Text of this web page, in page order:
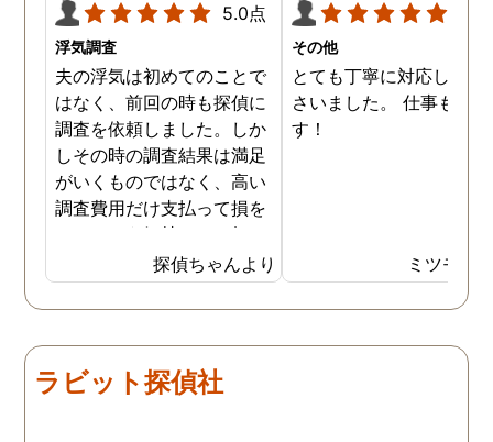
5.0点
浮気調査
夫の浮気は初めてのことで
はなく、前回の時も探偵に
調査を依頼しました。しか
しその時の調査結果は満足
がいくものではなく、高い
調査費用だけ支払って損を
したという気持ちで一杯で
した。今回また夫の浮気疑
惑が浮上し、今度こそは探
偵選びにも気を遣いまし
せの段階から「ここなら安
心して任せられる」と思え
探偵ちゃんより
その他
とても丁寧に対応してく
さいました。 仕事も満
す！
ミツモア
ラビット探偵社